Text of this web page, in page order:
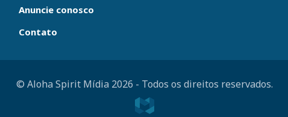
Anuncie conosco
Contato
© Aloha Spirit Mídia 2026 - Todos os direitos reservados.